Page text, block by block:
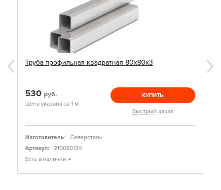
Труба профильная квадратная 80х80х3
530 руб.
Цена указана за 1 м.
КУПИТЬ
Быстрый заказ
Изготовитель:
Северсталь
Артикул:
210080130
Есть в наличии